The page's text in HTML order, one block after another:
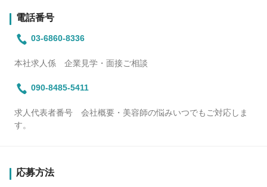
電話番号
03-6860-8336
本社求人係 企業見学・面接ご相談
090-8485-5411
求人代表者番号 会社概要・美容師の悩みいつでもご対応しま
す。
応募方法